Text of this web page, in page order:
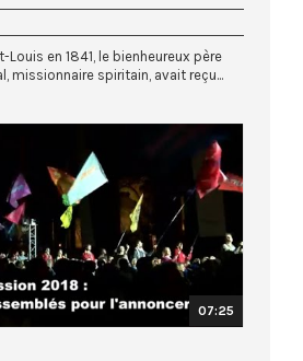
Louis en 1841, le bienheureux père
missionnaire spiritain, avait reçu...
07:25